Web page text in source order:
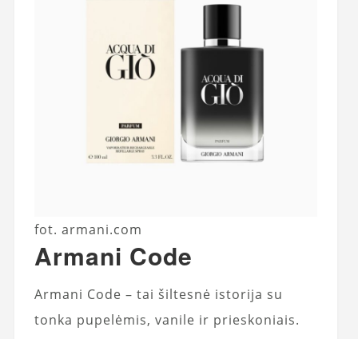
fot. armani.com
Armani Code
Armani Code – tai šiltesnė istorija su
tonka pupelėmis, vanile ir prieskoniais.